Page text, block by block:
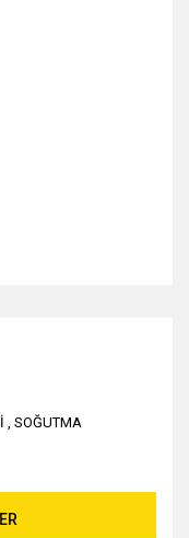
,SOĞUTMA